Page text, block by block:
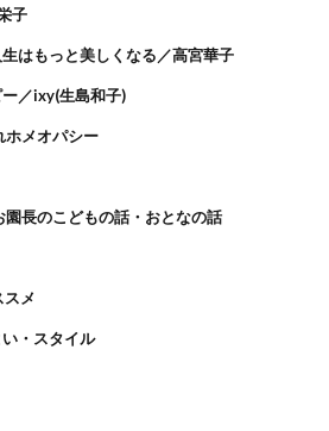
子
はもっと美しくなる／高宮華子
／ixy(生島和子)
ホメオパシー
園長のこどもの話・おとなの話
メ
・スタイル